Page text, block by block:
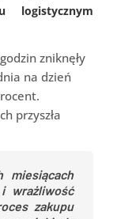
logistycznym
zniknęły
na dzień
przyszła
miesiącach
wrażliwość
zakupu